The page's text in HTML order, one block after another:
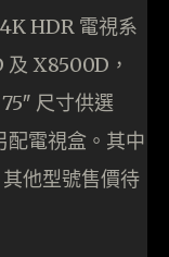
HDR 電視系
X8500D，
尺寸供選
電視盒。其中
他型號售價待